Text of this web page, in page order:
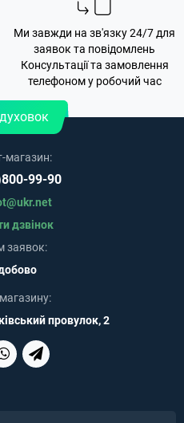
Ми завжди на зв'язку 24/7 для
заявок та повідомлень
Консультації та замовлення
телефоном у робочий час
магазин:
99-90
дзвінок
заявок:
провулок, 2